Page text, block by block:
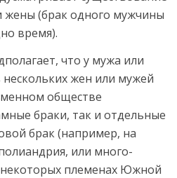
(брак одного мужчины
время).
что у мужа или
жен или мужей
обществе
браки, так и отдельные
брак (напри­мер, на
или много­
племенах Южной